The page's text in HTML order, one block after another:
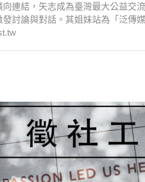
連結，矢志成為臺灣最大公益交
討論與對話。其姐妹站為「泛傳